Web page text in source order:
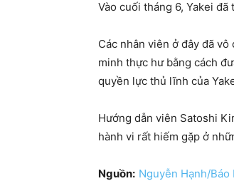
Vào cuối tháng 6, Yakei
Các nhân viên ở đây đã
minh thực hư bằng cách
quyền lực thủ lĩnh của
Hướng dẫn viên Satoshi
hành vi rất hiếm gặp ở
Nguồn: Nguyễn Hạnh/Báo